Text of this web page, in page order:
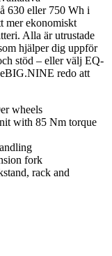
630 eller 750 Wh i
mer ekonomiskt
Alla är utrustade
hjälper dig uppför
stöd – eller välj EQ-
redo att
wheels
with 85 Nm torque
fork
rack and